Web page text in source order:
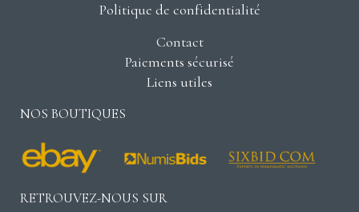
Politique de confidentialité
Contact
Paiements sécurisé
Liens utiles
NOS BOUTIQUES
RETROUVEZ-NOUS SUR